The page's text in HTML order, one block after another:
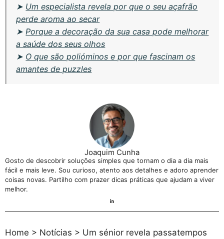
➤ Um especialista revela por que o seu açafrão
perde aroma ao secar
➤ Porque a decoração da sua casa pode melhorar
a saúde dos seus olhos
➤ O que são polióminos e por que fascinam os
amantes de puzzles
Joaquim Cunha
Gosto de descobrir soluções simples que tornam o dia a dia mais
fácil e mais leve. Sou curioso, atento aos detalhes e adoro aprender
coisas novas. Partilho com prazer dicas práticas que ajudam a viver
melhor.
Home > Notícias > Um sénior revela passatempos